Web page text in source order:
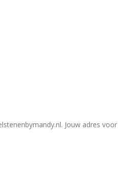
Jouw adres